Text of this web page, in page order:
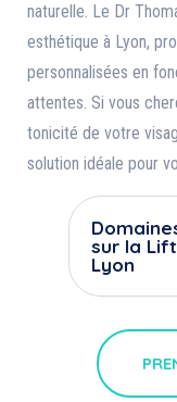
naturelle. Le Dr
esthétique à Lyon,
personnalisées en
attentes. Si vous
tonicité de votre
solution idéale pour
sur la
Lyon